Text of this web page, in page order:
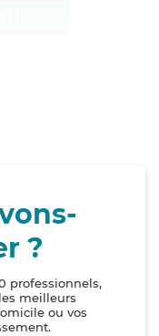
?
professionnels,
meilleurs
ou vos